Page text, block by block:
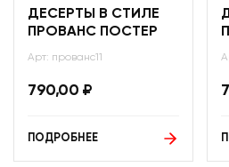
ДЕСЕРТЫ В СТИЛЕ
ПРОВАНС ПОСТЕР
Арт: прованс11
790,00 ₽
ПОДРОБНЕЕ